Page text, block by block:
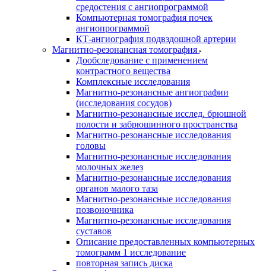
средостения с ангиопрограммой
Компьютерная томография почек
ангиопрограммой
КТ-ангиография подвздошной артерии
Магнитно-резонансная томография
Дообследование с применением
контрастного вещества
Комплексные исследования
Магнитно-резонансные ангиографии
(исследования сосудов)
Магнитно-резонансные исслед. брюшной
полости и забрюшинного пространства
Магнитно-резонансные исследования
головы
Магнитно-резонансные исследования
молочных желез
Магнитно-резонансные исследования
органов малого таза
Магнитно-резонансные исследования
позвоночника
Магнитно-резонансные исследования
суставов
Описание предоставленных компьютерных
томограмм 1 исследование
повторная запись диска